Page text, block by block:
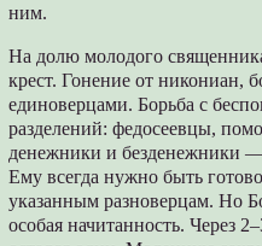
ним.
На долю молодого
крест. Гонение от никониан,
единоверцами. Борьба с
разделений: федосеевцы,
денежники и безденежники
Ему всегда нужно быть
указанным разноверцам. Но
особая начитанность. Через